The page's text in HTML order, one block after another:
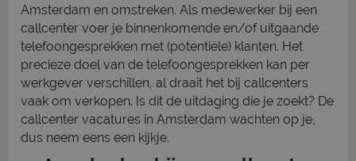
Amsterdam en omstreken. Als medewerker bij een
callcenter voer je binnenkomende en/of uitgaande
telefoongesprekken met (potentiële) klanten. Het
precieze doel van de telefoongesprekken kan per
werkgever verschillen, al draait het bij callcenters
vaak om verkopen. Is dit de uitdaging die je zoekt? De
callcenter vacatures in Amsterdam wachten op je,
dus neem eens een kijkje.